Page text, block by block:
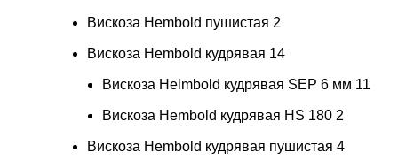
Вискоза Hembold пушистая 2
Вискоза Hembold кудрявая 14
Вискоза Helmbold кудрявая SEP 6 мм 11
Вискоза Hembold кудрявая HS 180 2
Вискоза Hembold кудрявая пушистая 4